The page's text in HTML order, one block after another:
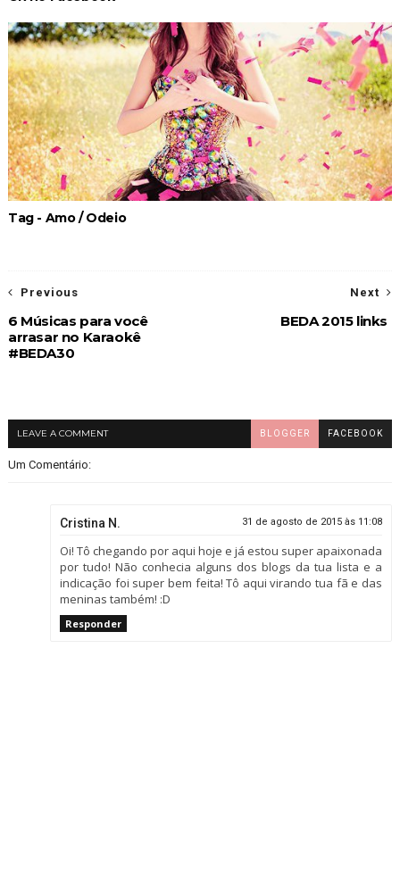
Tag - Amo / Odeio
Next
BEDA 2015 links
Previous
6 Músicas para você
arrasar no Karaokê
#BEDA30
LEAVE A COMMENT BLOGGER FACEBOOK
Um Comentário:
Cristina N. 31 de agosto de 2015 às 11:08
Oi! Tô chegando por aqui hoje e já estou super apaixonada
por tudo! Não conhecia alguns dos blogs da tua lista e a
indicação foi super bem feita! Tô aqui virando tua fã e das
meninas também! :D
Responder